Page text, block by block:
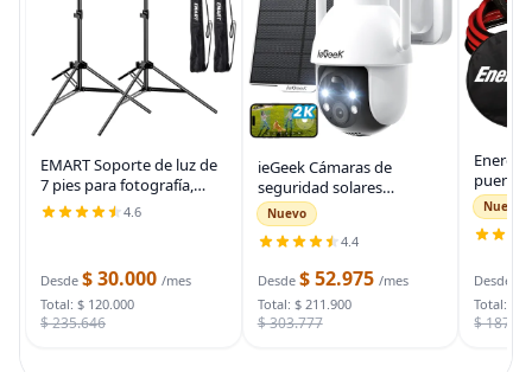
EMART Soporte de luz de
7 pies para fotografía,
soporte de trípode
portátil para fotos y
con funda de
4.6
Desde $ 30.000 /mes
Total: $ 120.000
$ 235.646
ieGeek Cámaras de
seguridad solares
inalámbricas para
exteriores, cámara WiFi 2K
para sistema de
seguridad del hogar,
cámara de vigilancia
Nuevo
4.4
Desde $ 52.975 /mes
Total: $ 211.900
$ 303.777
puente
auto,
para
bolsa
Nuevo
Desde
Total: $
$